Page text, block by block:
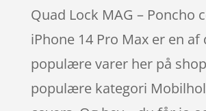
Quad Lock MAG – Poncho
iPhone 14 Pro Max er en af
populære varer her på
populære kategori